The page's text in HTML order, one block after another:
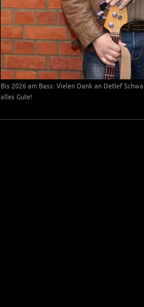
Bis 2026 am Bass: Vielen Dank an Detlef
alles Gute!